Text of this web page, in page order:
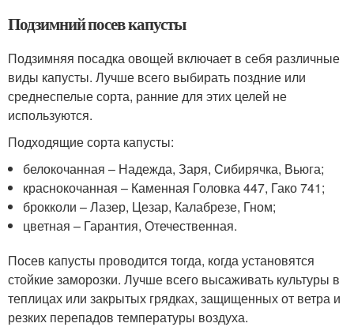
Подзимний посев капусты
Подзимняя посадка овощей включает в себя различные
виды капусты. Лучше всего выбирать поздние или
среднеспелые сорта, ранние для этих целей не
используются.
Подходящие сорта капусты:
белокочанная – Надежда, Заря, Сибирячка, Вьюга;
краснокочанная – Каменная Головка 447, Гако 741;
брокколи – Лазер, Цезар, Калабрезе, Гном;
цветная – Гарантия, Отечественная.
Посев капусты проводится тогда, когда установятся
стойкие заморозки. Лучше всего высаживать культуры в
теплицах или закрытых грядках, защищенных от ветра и
резких перепадов температуры воздуха.